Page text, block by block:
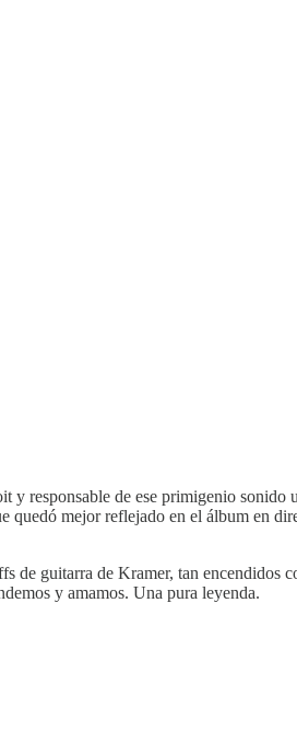
y responsable de ese primigenio sonido
quedó mejor reflejado en el álbum en
de guitarra de Kramer, tan encendidos
y amamos. Una pura leyenda.